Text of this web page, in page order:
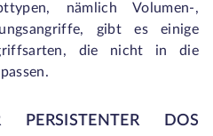
nämlich Volumen-,
gibt es einige
die nicht in die
PERSISTENTER DOS